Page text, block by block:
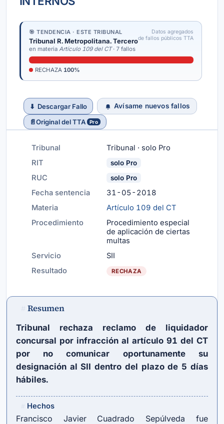
🎯 TENDENCIA · ESTE TRIBUNAL
Tribunal R. Metropolitana. Tercero
en materia Artículo 109 del CT· 7 fallos
Datos agregados
de fallos públicos TTA
RECHAZA 100%
⬇ Descargar Fallo
Avísame nuevos fallos
📄Original del TTA Pro
Tribunal
Tribunal · solo Pro
RIT
solo Pro
RUC solo Pro
Fecha sentencia
31-05-2018
Materia
Artículo 109 del CT
Procedimiento
Procedimiento especial
de aplicación de ciertas
multas
Servicio
SII
Resultado
RECHAZA
Resumen
Tribunal rechaza reclamo de liquidador
concursal por infracción al artículo 91 del CT
por no comunicar oportunamente su
designación al SII dentro del plazo de 5 días
hábiles.
Hechos
Francisco Javier Cuadrado Sepúlveda fue